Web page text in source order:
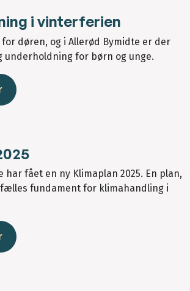
i vinterferien
døren, og i Allerød Bymidte er der
underholdning for børn og unge.
har fået en ny Klimaplan 2025. En plan,
fundament for klimahandling i